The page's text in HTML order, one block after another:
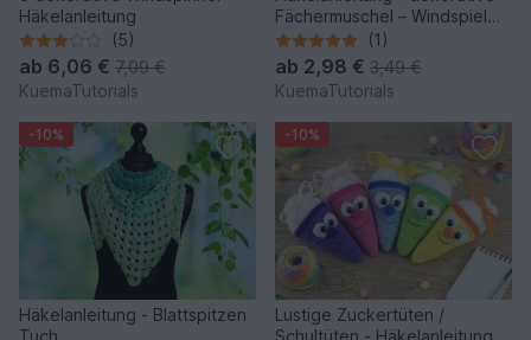
Häkelanleitung
(5)
ab 6,06 € 7,09 €
KuemaTutorials
Fächermuschel – Windspiel
für Balkon & Garten
(1)
ab 2,98 € 3,49 €
KuemaTutorials
-10%
Häkelanleitung - Blattspitzen
-10%
Lustige Zuckertüten /